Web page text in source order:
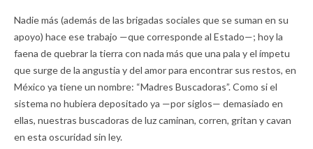
Nadie más (además de las brigadas sociales que se suman en su
apoyo) hace ese trabajo —que corresponde al Estado—; hoy la
faena de quebrar la tierra con nada más que una pala y el ímpetu
que surge de la angustia y del amor para encontrar sus restos, en
México ya tiene un nombre: “Madres Buscadoras”. Como si el
sistema no hubiera depositado ya —por siglos— demasiado en
ellas, nuestras buscadoras de luz caminan, corren, gritan y cavan
en esta oscuridad sin ley.